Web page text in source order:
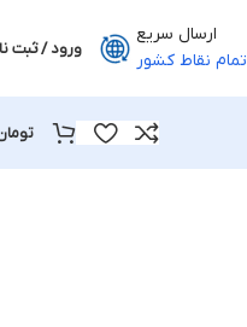
ارسال سریع
تمام نقاط کشور
ورود / ثبت